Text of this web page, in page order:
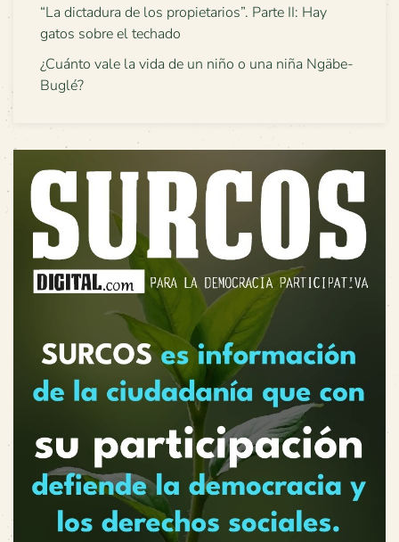
“La dictadura de los propietarios”. Parte II: Hay
gatos sobre el techado
¿Cuánto vale la vida de un niño o una niña Ngäbe-
Buglé?